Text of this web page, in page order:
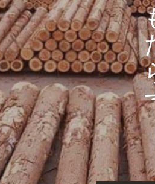
せ
な
ら
し